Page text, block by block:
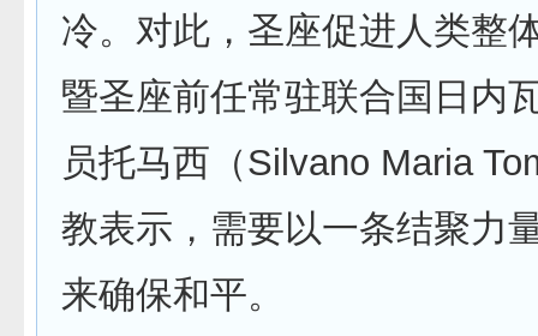
冷。对此，圣座促进人类整
暨圣座前任常驻联合国日内
员托马西（Silvano Maria
教表示，需要以一条结聚力
来确保和平。